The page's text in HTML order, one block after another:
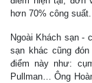
hơn 70% công suất.
Ngoài Khách sạn -
sạn khác cũng
điểm này như:
Pullman… Ông